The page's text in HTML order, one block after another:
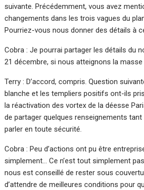
suivante. Précédemment, vous avez
changements dans les trois vagues du
Pourriez-vous nous donner des détails à
Cobra : Je pourrai partager les détails du
21 décembre, si nous atteignons la masse
Terry : D’accord, compris. Question
blanche et les templiers positifs ont-ils
la réactivation des vortex de la déesse
de partager quelques renseignements
parler en toute sécurité.
Cobra : Peu d’actions ont pu être
simplement… Ce n’est tout simplement
nous est conseillé de rester sous
d’attendre de meilleures conditions pour